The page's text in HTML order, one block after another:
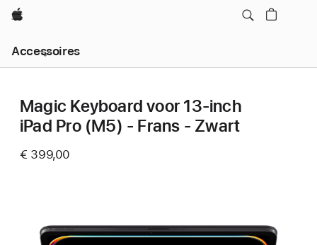
Apple
Accessoires
Nav
Open
Magic Keyboard voor 13‑inch
iPad Pro (M5) - Frans - Zwart
€ 399,00